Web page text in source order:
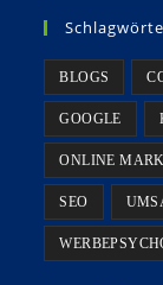
BLOGS
GOOGLE
ONLINE
SEO